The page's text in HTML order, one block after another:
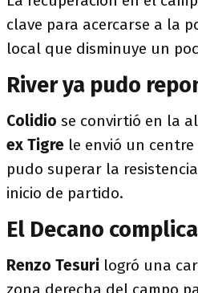
clave para acercarse a la
local que disminuye un
River ya pudo
Colidio se convirtió en la
ex Tigre le envió un centre
pudo superar la
inicio de partido.
El Decano
Renzo Tesuri logró una